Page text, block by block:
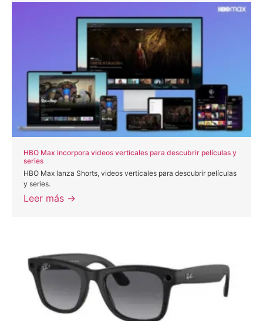
HBO Max incorpora videos verticales para descubrir películas y
series
HBO Max lanza Shorts, videos verticales para descubrir películas
y series.
Leer más →